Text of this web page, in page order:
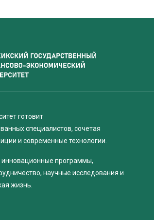
готовит
специалистов, сочетая
и современные технологии.
программы,
научные исследования и
жизнь.